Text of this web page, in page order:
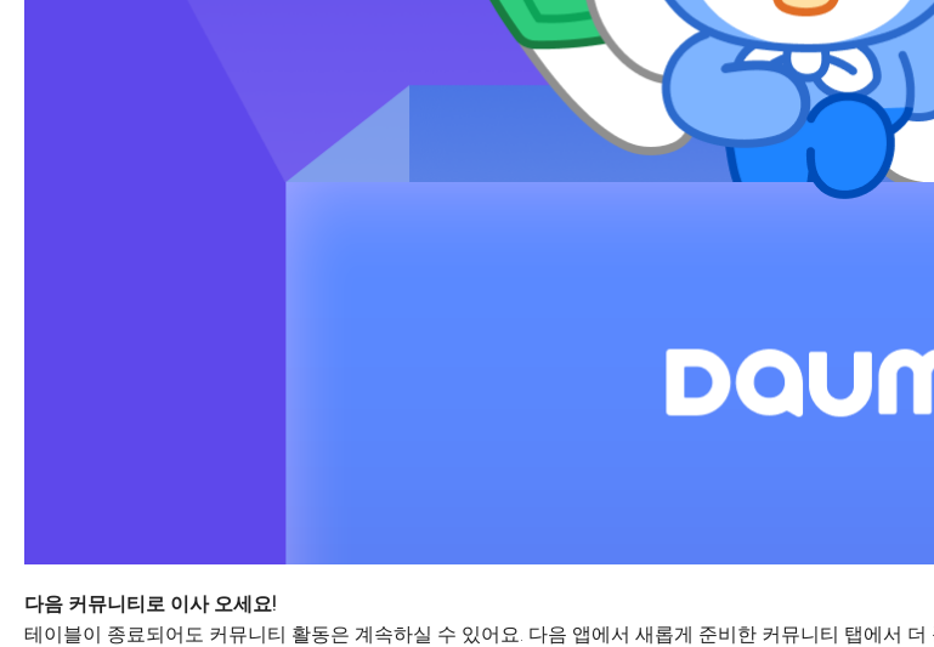
다음 커뮤니티로 이사 오세요!
테이블이 종료되어도 커뮤니티 활동은 계속하실 수 있어요. 다음 앱에서 새롭게 준비한 커뮤니티 탭에서